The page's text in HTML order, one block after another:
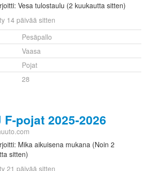
Vesa tulostaulu (2 kuukautta sitten)
14 päivää sitten
Pesäpallo
Vaasa
Pojat
28
F-pojat 2025-2026
Mika aikuisena mukana (Noin 2
sitten)
21 päivää sitten